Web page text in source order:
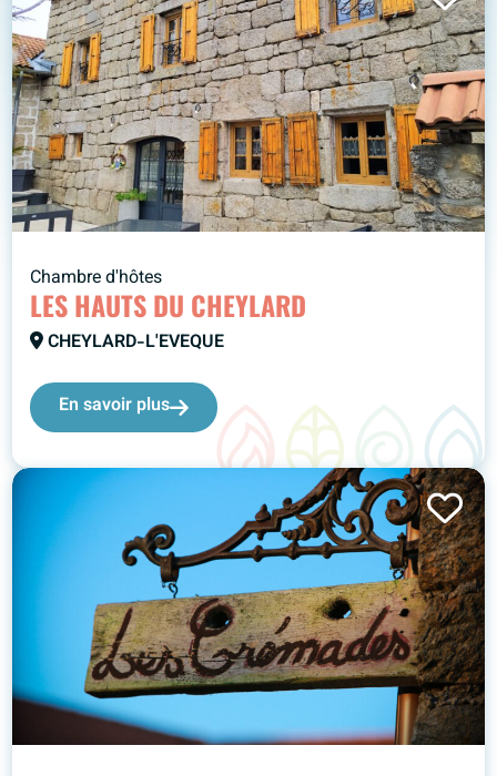
Chambre d'hôtes
LES HAUTS DU CHEYLARD
CHEYLARD-L'EVEQUE
En savoir plus